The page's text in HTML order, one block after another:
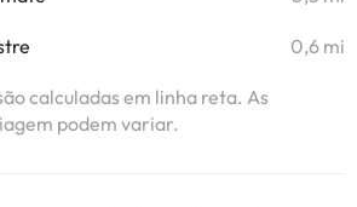
0,6 mi
calculadas em linha reta. As
podem variar.